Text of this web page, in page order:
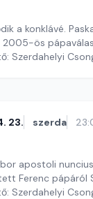
a konklávé.
2005-ös
Szerdahelyi
23. szerda
apostoli
Ferenc pápáról
Szerdahelyi